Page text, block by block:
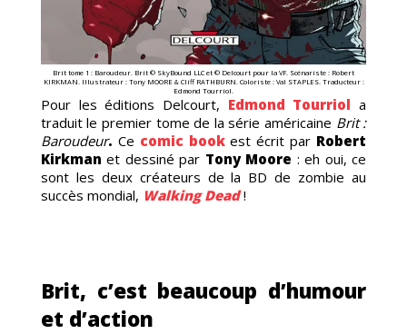
Brit tome 1 : Baroudeur. Brit © SkyBound LLC et © Delcourt pour la VF. Scénariste : Robert
KIRKMAN. Illustrateur : Tony MOORE & Cliff RATHBURN. Coloriste : Val STAPLES. Traducteur :
Edmond Tourriol.
Pour les éditions Delcourt, Edmond Tourriol a
traduit le premier tome de la série américaine Brit :
Baroudeur. Ce comic bookest écrit par Robert
Kirkman et dessiné par Tony Moore : eh oui, ce
sont les deux créateurs de la BD de zombie au
succès mondial, Walking Dead!
Brit, c’est beaucoup d’humour
et d’action